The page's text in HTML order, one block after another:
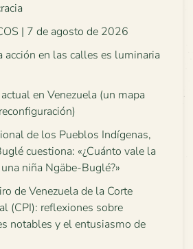
| 7 de agosto de 2026
acción en las calles es luminaria
en Venezuela (un mapa
de los Pueblos Indígenas,
cuestiona: «¿Cuánto vale la
niña Ngäbe-Buglé?»
de Venezuela de la Corte
(CPI): reflexiones sobre
notables y el entusiasmo de